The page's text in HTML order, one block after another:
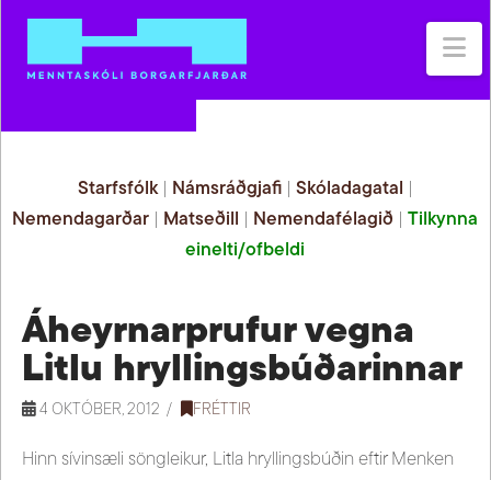
Starfsfólk| Námsráðgjafi| Skóladagatal
Nemendagarðar
Matseðill Nemendafélagið |Tilkynna
einelti/ofbeldi
Áheyrnarprufur vegna
Litlu hryllingsbúðarinnar
4 OKTÓBER, 2012 FRÉTTIR
Hinn sívinsæli söngleikur, Litla hryllingsbúðin eftir Menken